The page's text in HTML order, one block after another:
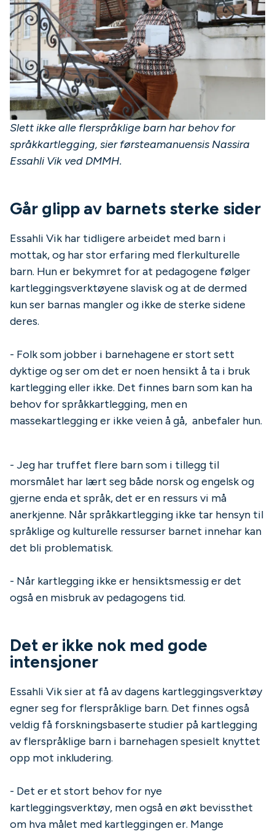
Slett ikke alle flerspråklige barn har behov for
språkkartlegging, sier førsteamanuensis Nassira
Essahli Vik ved DMMH.
Går glipp av barnets sterke sider
Essahli Vik har tidligere arbeidet med barn i
mottak, og har stor erfaring med flerkulturelle
barn. Hun er bekymret for at pedagogene følger
kartleggingsverktøyene slavisk og at de dermed
kun ser barnas mangler og ikke de sterke sidene
deres.
- Folk som jobber i barnehagene er stort sett
dyktige og ser om det er noen hensikt å ta i bruk
kartlegging eller ikke. Det finnes barn som kan ha
behov for språkkartlegging, men en
massekartlegging er ikke veien å gå, anbefaler hun.
- Jeg har truffet flere barn som i tillegg til
morsmålet har lært seg både norsk og engelsk og
gjerne enda et språk, det er en ressurs vi må
anerkjenne. Når språkkartlegging ikke tar hensyn til
språklige og kulturelle ressurser barnet innehar kan
det bli problematisk.
- Når kartlegging ikke er hensiktsmessig er det
også en misbruk av pedagogens tid.
Det er ikke nok med gode
intensjoner
Essahli Vik sier at få av dagens kartleggingsverktøy
egner seg for flerspråklige barn. Det finnes også
veldig få forskningsbaserte studier på kartlegging
av flerspråklige barn i barnehagen spesielt knyttet
opp mot inkludering.
- Det er et stort behov for nye
kartleggingsverktøy, men også en økt bevissthet
om hva målet med kartleggingen er. Mange